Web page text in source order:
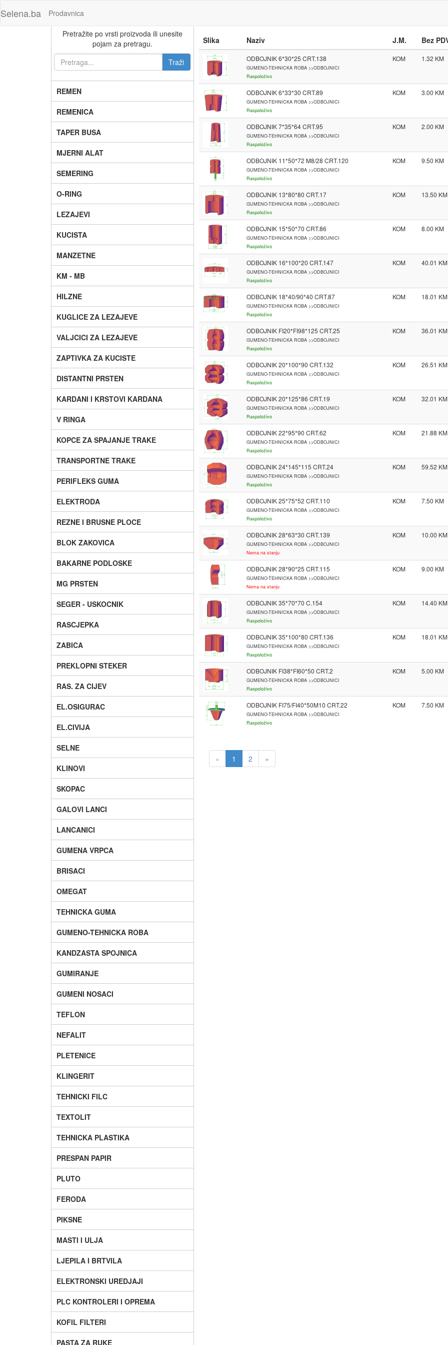
Selena.ba Prodavnica
Pretražite po vrsti proizvoda ili unesite
pojam za pretragu.
REMEN
REMENICA
TAPER BUSA
MJERNI ALAT
SEMERING
O-RING
LEZAJEVI
KUCISTA
MANZETNE
KM - MB
HILZNE
KUGLICE ZA LEZAJEVE
VALJCICI ZA LEZAJEVE
ZAPTIVKA ZA KUCISTE
DISTANTNI PRSTEN
KARDANI I KRSTOVI KARDANA
V RINGA
KOPCE ZA SPAJANJE TRAKE
TRANSPORTNE TRAKE
PERIFLEKS GUMA
ELEKTRODA
REZNE I BRUSNE PLOCE
BLOK ZAKOVICA
BAKARNE PODLOSKE
MG PRSTEN
SEGER - USKOCNIK
RASCJEPKA
ZABICA
PREKLOPNI STEKER
RAS. ZA CIJEV
EL.OSIGURAC
EL.CIVIJA
SELNE
KLINOVI
SKOPAC
GALOVI LANCI
LANCANICI
GUMENA VRPCA
BRISACI
OMEGAT
TEHNICKA GUMA
GUMENO-TEHNICKA ROBA
KANDZASTA SPOJNICA
GUMIRANJE
GUMENI NOSACI
TEFLON
NEFALIT
PLETENICE
KLINGERIT
TEHNICKI FILC
TEXTOLIT
TEHNICKA PLASTIKA
PRESPAN PAPIR
PLUTO
FERODA
PIKSNE
MASTI I ULJA
LJEPILA I BRTVILA
ELEKTRONSKI UREDJAJI
PLC KONTROLERI I OPREMA
KOFIL FILTERI
PASTA ZA RUKE
Slika Naziv J.M. Bez
ODBOJNIK 6*30*25 CRT.138
GUMENO-TEHNICKA ROBA >>ODBOJNICI
Raspoloživo
KOM 1.32
ODBOJNIK 6*33*30 CRT.89
GUMENO-TEHNICKA ROBA >>ODBOJNICI
Raspoloživo
KOM 3.00
ODBOJNIK 7*35*64 CRT.95
GUMENO-TEHNICKA ROBA >>ODBOJNICI
Raspoloživo
KOM 2.00
ODBOJNIK 11*50*72 M8/28 CRT.120
GUMENO-TEHNICKA ROBA >>ODBOJNICI
Raspoloživo
KOM 9.50
ODBOJNIK 13*80*80 CRT.17
GUMENO-TEHNICKA ROBA >>ODBOJNICI
Raspoloživo
KOM 13.50
ODBOJNIK 15*50*70 CRT.86
GUMENO-TEHNICKA ROBA >>ODBOJNICI
Raspoloživo
KOM 8.00
ODBOJNIK 16*100*20 CRT.147
GUMENO-TEHNICKA ROBA >>ODBOJNICI
Raspoloživo
KOM 40.01
ODBOJNIK 18*40/90*40 CRT.87
GUMENO-TEHNICKA ROBA >>ODBOJNICI
Raspoloživo
KOM 18.01
ODBOJNIK FI20*FI98*125 CRT.25
GUMENO-TEHNICKA ROBA >>ODBOJNICI
Raspoloživo
KOM 36.01
ODBOJNIK 20*100*90 CRT.132
GUMENO-TEHNICKA ROBA >>ODBOJNICI
Raspoloživo
KOM 26.51
ODBOJNIK 20*125*86 CRT.19
GUMENO-TEHNICKA ROBA >>ODBOJNICI
Raspoloživo
KOM 32.01
ODBOJNIK 22*95*90 CRT.62
GUMENO-TEHNICKA ROBA >>ODBOJNICI
Raspoloživo
KOM 21.88
ODBOJNIK 24*145*115 CRT.24
GUMENO-TEHNICKA ROBA >>ODBOJNICI
Raspoloživo
KOM 59.52
ODBOJNIK 25*75*52 CRT.110
GUMENO-TEHNICKA ROBA >>ODBOJNICI
Raspoloživo
KOM 7.50
ODBOJNIK 28*63*30 CRT.139
GUMENO-TEHNICKA ROBA >>ODBOJNICI
Nema na stanju
KOM 10.00
ODBOJNIK 28*90*25 CRT.115
GUMENO-TEHNICKA ROBA >>ODBOJNICI
Nema na stanju
KOM 9.00
ODBOJNIK 35*70*70 C.154
GUMENO-TEHNICKA ROBA >>ODBOJNICI
Raspoloživo
KOM 14.40
ODBOJNIK 35*100*80 CRT.136
GUMENO-TEHNICKA ROBA >>ODBOJNICI
Raspoloživo
KOM 18.01
ODBOJNIK FI38*FI60*50 CRT.2
GUMENO-TEHNICKA ROBA >>ODBOJNICI
Raspoloživo
KOM 5.00
ODBOJNIK FI75/FI40*50M10 CRT.22
GUMENO-TEHNICKA ROBA >>ODBOJNICI
Raspoloživo
KOM 7.50
« 1 2 »